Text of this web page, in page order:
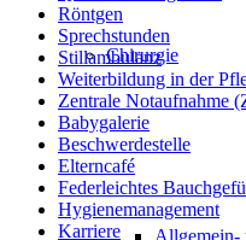
Chirurgie
Allgemein-
Röntgen
Sprechstunden
Stillambulanz
Weiterbildung in der
Zentrale Notaufnahme
Babygalerie
Beschwerdestelle
Elterncafé
Federleichtes
Hygienemanagement
Karriere